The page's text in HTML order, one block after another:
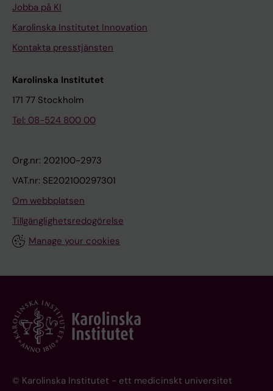
Jobba på KI
Karolinska Institutet Innovation
Kontakta presstjänsten
Karolinska Institutet
171 77 Stockholm
Tel: 08-524 800 00
Org.nr: 202100-2973
VAT.nr: SE202100297301
Om webbplatsen
Tillgänglighetsredogörelse
Manage your cookies
© Karolinska Institutet - ett medicinskt universitet